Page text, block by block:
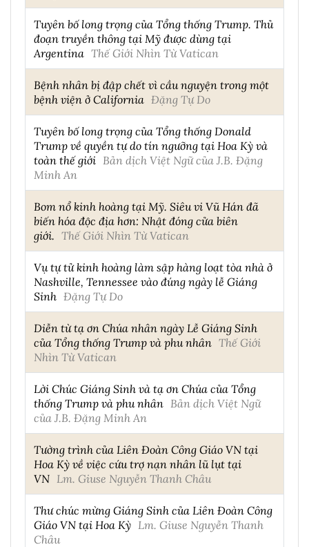
Tuyên bố long trọng của Tổng thống Trump. Thủ
đoạn truyền thông tại Mỹ được dùng tại
Argentina Thế Giới Nhìn Từ Vatican
Bệnh nhân bị đập chết vì cầu nguyện trong một
bệnh viện ở California Đặng Tự Do
Tuyên bố long trọng của Tổng thống Donald
Trump về quyền tự do tín ngưỡng tại Hoa Kỳ và
toàn thế giới Bản dịch Việt Ngữ của J.B. Đặng
Minh An
Bom nổ kinh hoàng tại Mỹ. Siêu vi Vũ Hán đã
biến hóa độc địa hơn: Nhật đóng cửa biên
giới. Thế Giới Nhìn Từ Vatican
Vụ tự tử kinh hoàng làm sập hàng loạt tòa nhà ở
Nashville, Tennessee vào đúng ngày lễ Giáng
Sinh Đặng Tự Do
Diễn từ tạ ơn Chúa nhân ngày Lễ Giáng Sinh
của Tổng thống Trump và phu nhân Thế Giới
Nhìn Từ Vatican
Lời Chúc Giáng Sinh và tạ ơn Chúa của Tổng
thống Trump và phu nhân Bản dịch Việt Ngữ
của J.B. Đặng Minh An
Tường trình của Liên Đoàn Công Giáo VN tại
Hoa Kỳ về việc cứu trợ nạn nhân lũ lụt tại
VN Lm. Giuse Nguyễn Thanh Châu
Thư chúc mừng Giáng Sinh của Liên Đoàn Công
Giáo VN tại Hoa Kỳ Lm. Giuse Nguyễn Thanh
Châu